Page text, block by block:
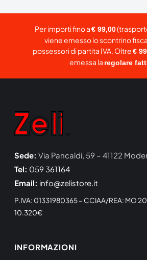
Per importi fino a€ 99,00
viene emesso lo scontrino
possessori di partita IVA. Oltre€
emessa la regolare
Sede: Via Pancaldi, 59 – 41122
Tel: 059 361164
Email: info@zelistore.it
P.IVA: 01331980365 – CCIAA/REA: MO
10.320€
INFORMAZIONI